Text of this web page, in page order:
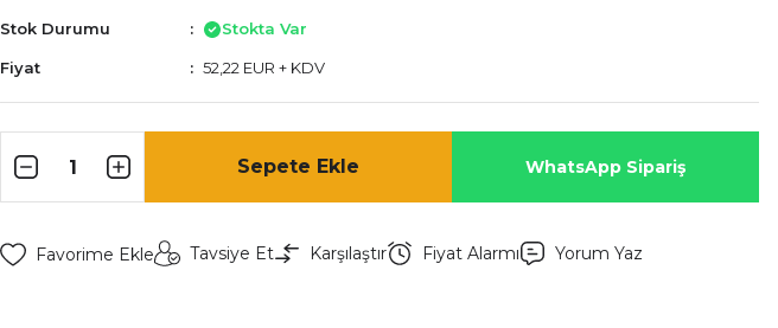
Stok Durumu Stokta Var
Fiyat 52,22 EUR + KDV
Sepete Ekle WhatsApp Sipariş
Tavsiye Et Karşılaştır Fiyat Alarmı Yorum Yaz